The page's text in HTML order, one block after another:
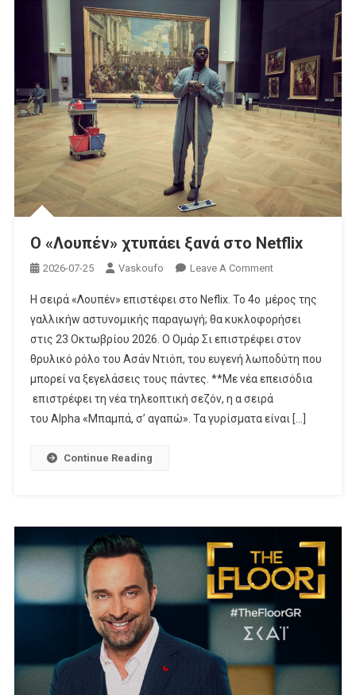
O «Λουπέν» χτυπάει ξανά στο Netflix
2026-07-25 Vaskoufo Leave A CommentOn
«Λουπέν»
Χτυπάει
Ξανά
Στο
Netflix
Η σειρά «Λουπέν» επιστέφει στο Neflix. Το 4o μέρος της
γαλλικήw αστυνομικής παραγωγή; θα κυκλοφορήσει
στις 23 Οκτωβρίου 2026. Ο Ομάρ Σι επιστρέφει στον
θρυλικό ρόλο του Ασάν Ντιόπ, του ευγενή λωποδύτη που
μπορεί να ξεγελάσεις τους πάντες. **Με νέα επεισόδια
επιστρέφει τη νέα τηλεοπτική σεζόν, η α σειρά
του Alpha «Μπαμπά, σ’ αγαπώ». Τα γυρίσματα είναι […]
Continue Reading